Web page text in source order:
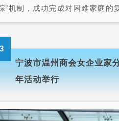
”机制，成功完成对困难家庭的
宁波市温州商会女企业家
年活动举行